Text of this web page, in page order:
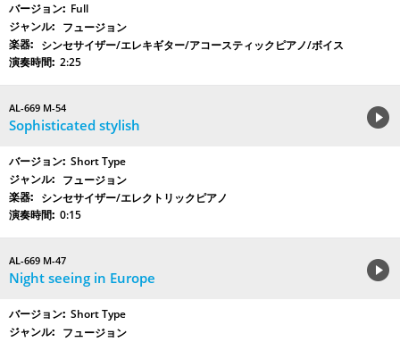
Full
フュージョン
シンセサイザー/エレキギター/アコースティックピアノ/ボイス
2:25
AL-669 M-54
Sophisticated stylish
Short Type
フュージョン
シンセサイザー/エレクトリックピアノ
0:15
AL-669 M-47
Night seeing in Europe
Short Type
フュージョン